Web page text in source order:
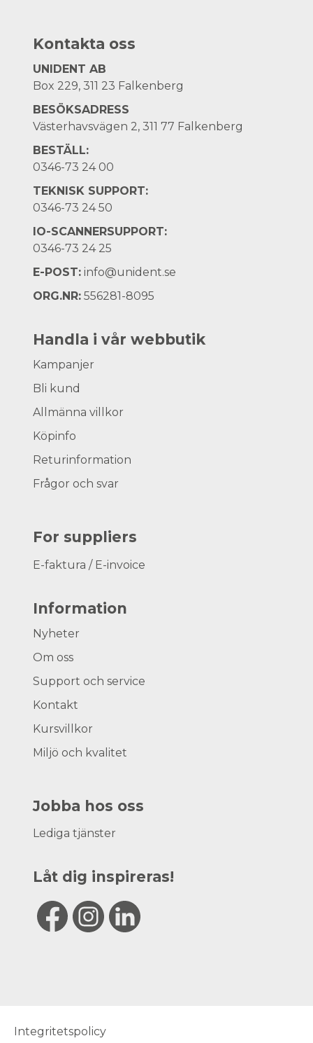
Kontakta oss
UNIDENT AB
Box 229, 311 23 Falkenberg
BESÖKSADRESS
Västerhavsvägen 2, 311 77 Falkenberg
BESTÄLL:
0346-73 24 00
TEKNISK SUPPORT:
0346-73 24 50
IO-SCANNERSUPPORT:
0346-73 24 25
E-POST: info@unident.se
ORG.NR: 556281-8095
Handla i vår webbutik
Kampanjer
Bli kund
Allmänna villkor
Köpinfo
Returinformation
Frågor och svar
For suppliers
E-faktura / E-invoice
Information
Nyheter
Om oss
Support och service
Kontakt
Kursvillkor
Miljö och kvalitet
Jobba hos oss
Lediga tjänster
Låt dig inspireras!
Integritetspolicy